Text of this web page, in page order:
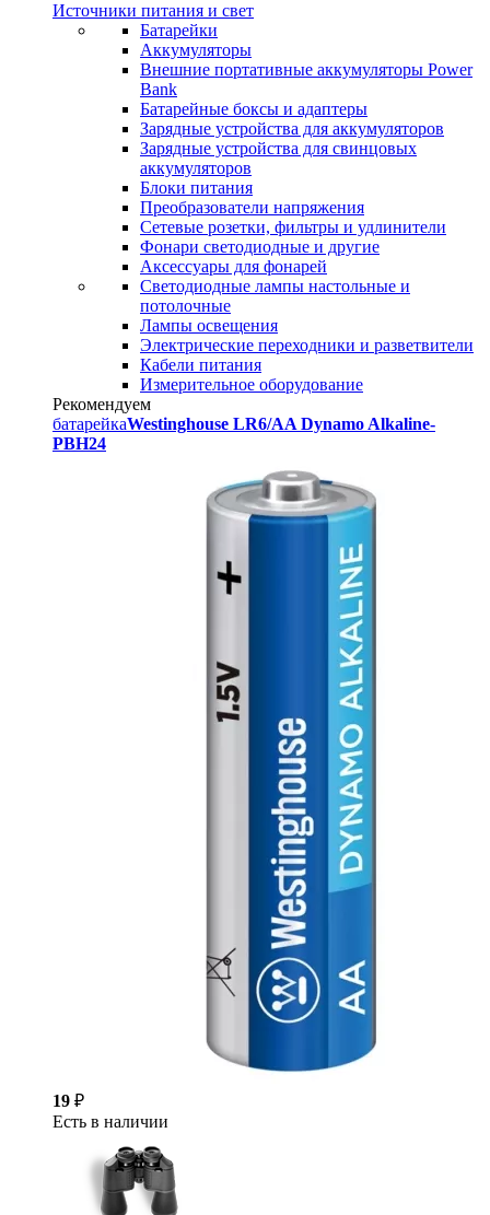
Источники питания и свет
Батарейки
Аккумуляторы
Внешние портативные аккумуляторы Power
Bank
Батарейные боксы и адаптеры
Зарядные устройства для аккумуляторов
Зарядные устройства для свинцовых
аккумуляторов
Блоки питания
Преобразователи напряжения
Сетевые розетки, фильтры и удлинители
Фонари светодиодные и другие
Аксессуары для фонарей
Светодиодные лампы настольные и
потолочные
Лампы освещения
Электрические переходники и разветвители
Кабели питания
Измерительное оборудование
Рекомендуем
батарейкаWestinghouse LR6/AA Dynamo Alkaline-
PBH24
19 ₽
Есть в наличии